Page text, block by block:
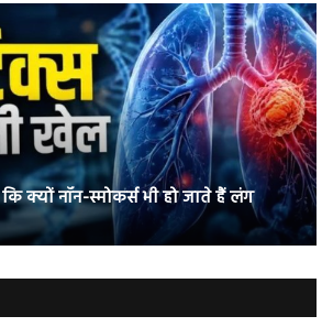
क्यों नॉन-स्मोकर्स भी हो जाते हैं लंग
में
की